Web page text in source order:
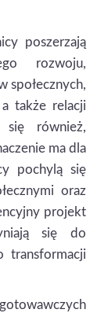
poszerzają
rozwoju,
społecznych,
także relacji
się również,
ma dla
pochylą się
oraz
projekt
się do
transformacji